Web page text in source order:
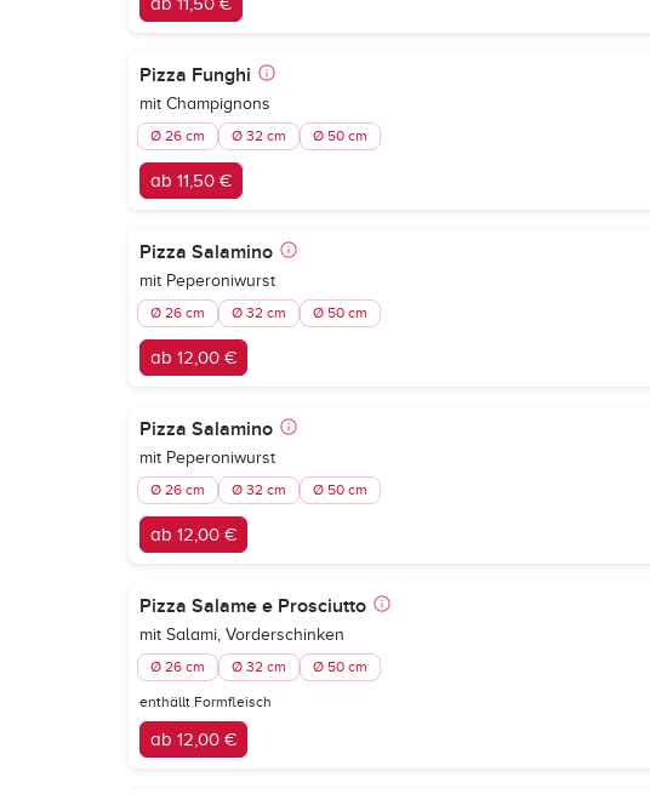
Pizza Funghi
mit Champignons
Ø 26 cm Ø 32 cm Ø 50 cm
ab 11,50 €
Pizza Salamino
mit Peperoniwurst
Ø 26 cm Ø 32 cm Ø 50 cm
ab 12,00 €
Pizza Salamino
mit Peperoniwurst
Ø 26 cm Ø 32 cm Ø 50 cm
ab 12,00 €
Pizza Salame e Prosciutto
mit Salami, Vorderschinken
Ø 26 cm Ø 32 cm Ø 50 cm
enthällt Formfleisch
ab 12,00 €